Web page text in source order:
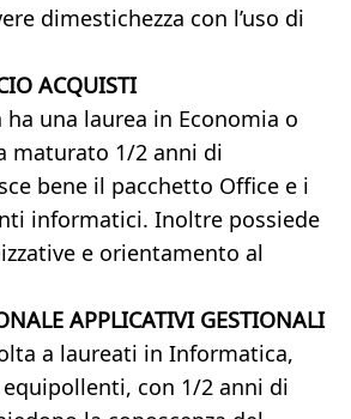
dimestichezza con l’uso di
ACQUISTI
ha una laurea in Economia o
maturato 1/2 anni di
bene il pacchetto Office e i
informatici. Inoltre possiede
e orientamento al
APPLICATIVI GESTIONALI
a laureati in Informatica,
con 1/2 anni di